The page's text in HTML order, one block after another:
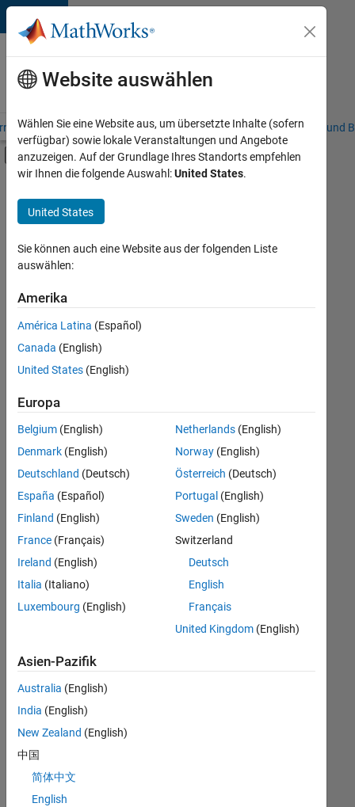
Weiter zum Inhalt
Karriere
bei
MathWorks
– Übersicht Stellensuche Niederlassungen Studierende und
Umschaltung für Off-Canvas-
Hauptinhalt
Information Technology
Commercial Sales
Inside Sales
Sales Operations
Marketing Communications
Finance and Operations
Human Resources
+6
Derzeit
es
keine
offenen
Stellen,
Ihren
Suchkriterien
entsprechen.
können
die
Suchkriterien
weiter
fassen
oder
alle
Stellenangebote
anzeigen .
noch
keine
offenen
Stellen
können,
die
Ihren
Website auswählen
Wählen Sie eine Website aus, um übersetzte Inhalte (sofern
verfügbar) sowie lokale Veranstaltungen und Angebote
anzuzeigen. Auf der Grundlage Ihres Standorts empfehlen
wir Ihnen die folgende Auswahl:United States.
United States
Sie können auch eine Website aus der folgenden Liste
auswählen:
Amerika
América Latina (Español)
Canada (English)
United States (English)
Europa
Belgium (English)
Denmark (English)
Deutschland (Deutsch)
España (Español)
Finland (English)
France (Français)
Ireland (English)
Italia (Italiano)
Luxembourg (English)
Netherlands(English)
Norway(English)
Österreich (Deutsch)
Portugal (English)
Sweden (English)
Switzerland
Deutsch
English
Français
United Kingdom(English)
Asien-Pazifik
Australia (English)
India (English)
New Zealand (English)
中国
简体中文
English